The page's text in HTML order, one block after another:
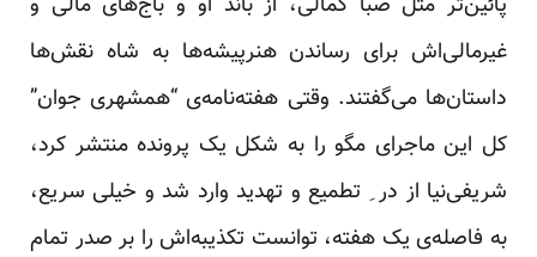
غیرمالی‌اش برای رساندن هنرپیشه‌ها به شاه نقش‌ها
داستان‌ها می‌گفتند. وقتی هفته‌نامه‌ی “همشهری جوان”
کل این ماجرای مگو را به شکل یک پرونده منتشر کرد،
شریفی‌نیا از در ِ تطمیع و تهدید وارد شد و خیلی سریع،
به فاصله‌ی یک هفته، توانست تکذیبه‌اش را بر صدر تمام